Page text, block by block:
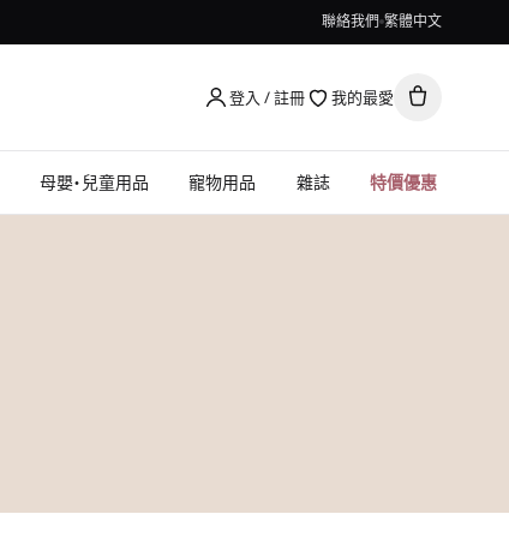
聯絡我們 繁體中文
登入 / 註冊 我的最愛
母嬰・兒童用品 寵物用品 雜誌 特價優惠